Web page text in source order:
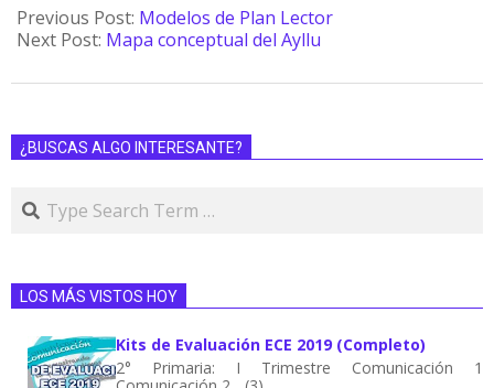
Previous Post: Modelos de Plan Lector
Next Post: Mapa conceptual del Ayllu
¿BUSCAS ALGO INTERESANTE?
LOS MÁS VISTOS HOY
Kits de Evaluación ECE 2019 (Completo)
2° Primaria: I Trimestre Comunicación 1